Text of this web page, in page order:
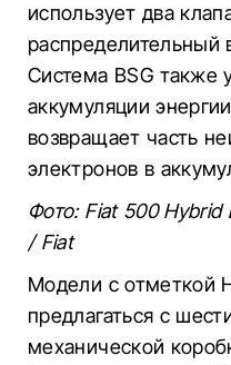
использует два
распределительный
Система BSG также
аккумуляции
возвращает часть
электронов в
Фото: Fiat 500 Hybrid
/ Fiat
Модели с отметкой
предлагаться с
механической